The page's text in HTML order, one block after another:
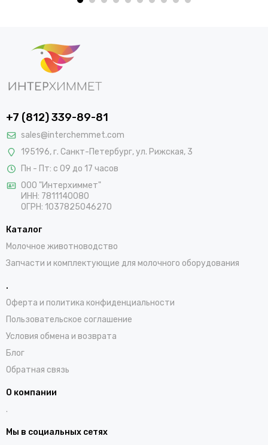
+7 (812) 339-89-81
sales@interchemmet.com
195196, г. Санкт-Петербург, ул. Рижская, 3
Пн - Пт: с 09 до 17 часов
ООО "Интерхиммет"
ИНН: 7811140080
ОГРН: 1037825046270
Каталог
Молочное животноводство
Запчасти и комплектующие для молочного оборудования
.
Оферта и политика конфиденциальности
Пользовательское соглашение
Условия обмена и возврата
Блог
Обратная связь
О компании
.
Мы в социальных сетях